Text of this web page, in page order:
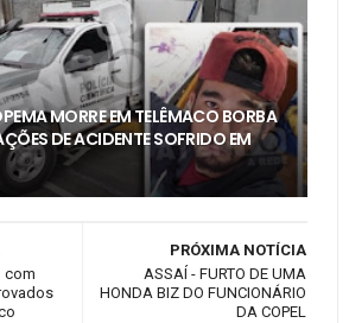
MORRE EM TELÊMACO BORBA
DE ACIDENTE SOFRIDO EM
PRÓXIMA NOTÍCIA
ASSAÍ - FURTO DE UMA
HONDA BIZ DO FUNCIONÁRIO
DA COPEL
com